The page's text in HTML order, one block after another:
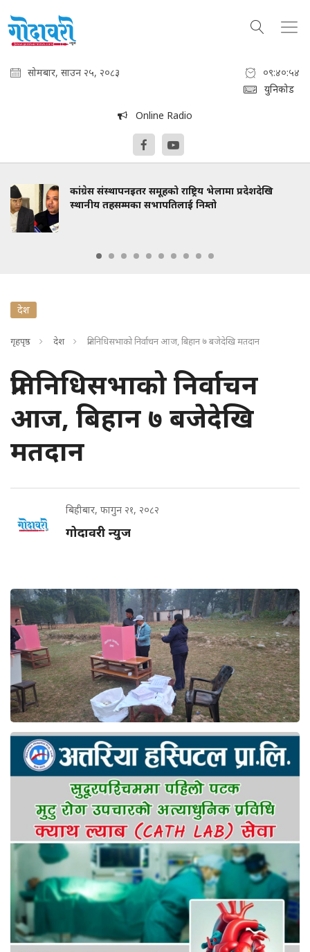
सोमबार, साउन २५, २०८३
०९:४०:५५
युनिकोड
Online Radio
कांग्रेस संस्थापनइतर समूहको राष्ट्रिय भेलामा प्रदेशदेखि
स्थानीय तहसम्मका सभापतिलाई निम्तो
देश
गृहपृष्ठ देश प्रतिनिधिसभाको निर्वाचन आज, बिहान ७ बजेदेखि मतदान
प्रतिनिधिसभाको निर्वाचन
आज, बिहान ७ बजेदेखि
मतदान
बिहीबार, फागुन २१, २०८२
गोदावरी न्युज